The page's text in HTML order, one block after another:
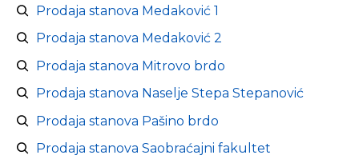
Prodaja stanova Medaković 1
Prodaja stanova Medaković 2
Prodaja stanova Mitrovo brdo
Prodaja stanova Naselje Stepa Stepanović
Prodaja stanova Pašino brdo
Prodaja stanova Saobraćajni fakultet